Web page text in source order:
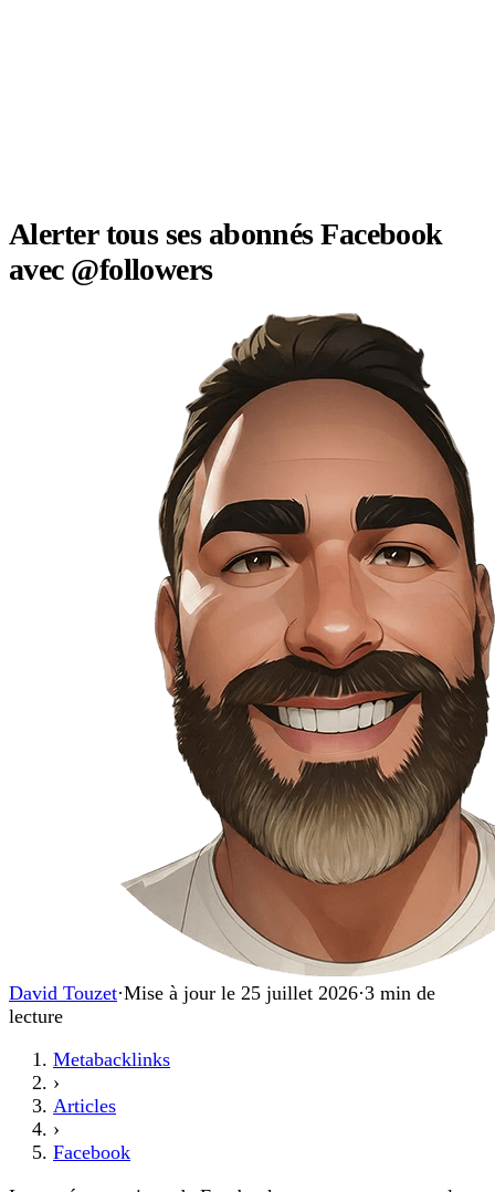
Alerter tous ses abonnés Facebook
avec @followers
David Touzet·Mise à jour le 25 juillet 2026·3 min de
lecture
Metabacklinks
›
Articles
›
Facebook